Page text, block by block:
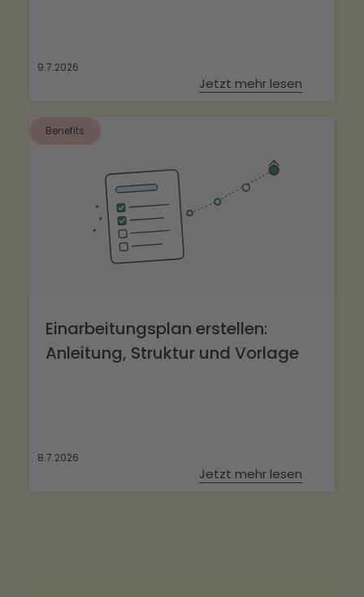
9.7.2026
Jetzt mehr lesen
Benefits
Einarbeitungsplan erstellen:
Anleitung, Struktur und Vorlage
8.7.2026
Jetzt mehr lesen